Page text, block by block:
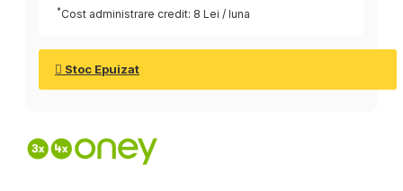
* Cost administrare credit: 8 Lei / luna
Stoc Epuizat